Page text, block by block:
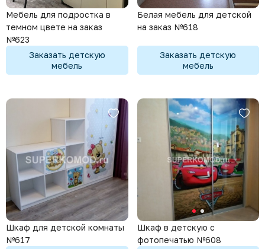
Мебель для подростка в
темном цвете на заказ
№623
Заказать детскую
мебель
Белая мебель для детской
на заказ №618
Заказать детскую
мебель
Шкаф для детской комнаты
№617
Шкаф в детскую с
фотопечатью №608